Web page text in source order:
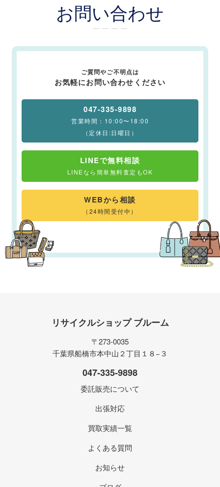
お問い合わせ
ー ー ー ー
ご質問やご不明点は
お気軽にお問い合わせください
047-335-9898
営業時間：10:00〜18:00
（定休日:日曜日）
LINEで無料相談
LINEなら簡単無料査定もOK
WEBから相談
（24時間受付中）
リサイクルショップ ブルーム
〒273-0035
千葉県船橋市本中山２丁目１８−３
047-335-9898
委託販売について
出張対応
買取実績一覧
よくある質問
お知らせ